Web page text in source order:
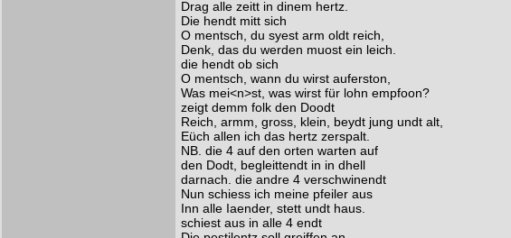
Drag alle zeitt in dinem hertz.
Die hendt mitt sich
O mentsch, du syest arm oldt reich,
Denk, das du werden muost ein leich.
die hendt ob sich
O mentsch, wann du wirst auferston,
Was mei<n>st, was wirst für lohn empfoon?
zeigt demm folk den Doodt
Reich, armm, gross, klein, beydt jung undt alt,
Eüch allen ich das hertz zerspalt.
NB. die 4 auf den orten warten auf
den Dodt, begleittendt in in dhell
darnach. die andre 4 verschwinendt
Nun schiess ich meine pfeiler aus
Inn alle Iaender, stett undt haus.
schiest aus in alle 4 endt